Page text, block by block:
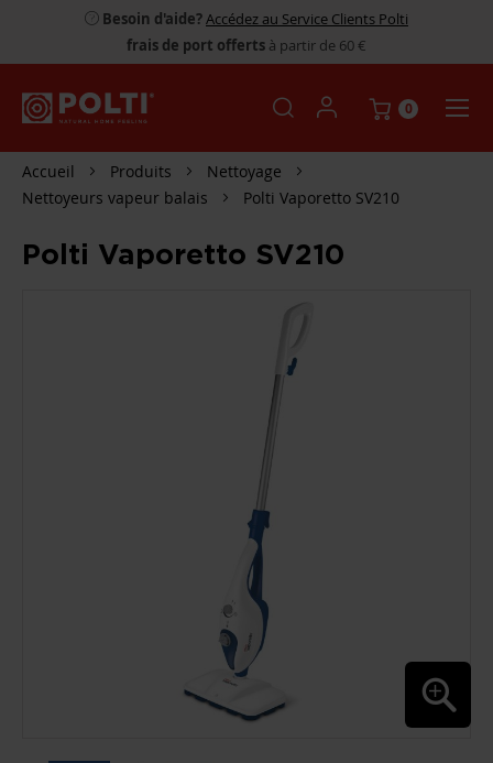
Besoin d'aide?Accédez au Service Clients Polti
frais de port offerts à partir de 60 €
0
Accueil Produits
Nettoyage
Nettoyeurs vapeur balais
Polti Vaporetto SV210
Polti Vaporetto SV210